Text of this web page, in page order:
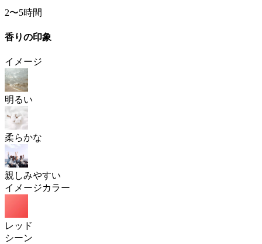
2〜5時間
香りの印象
イメージ
明るい
柔らかな
親しみやすい
イメージカラー
レッド
シーン